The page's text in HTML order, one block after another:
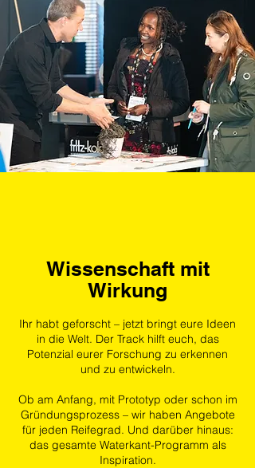
Wissenschaft mit
Wirkung
Ihr habt geforscht – jetzt bringt eure Ideen
in die Welt. Der Track hilft euch, das
Potenzial eurer Forschung zu erkennen
und zu entwickeln.
Ob am Anfang, mit Prototyp oder schon im
Gründungsprozess – wir haben Angebote
für jeden Reifegrad. Und darüber hinaus:
das gesamte Waterkant-Programm als
Inspiration.